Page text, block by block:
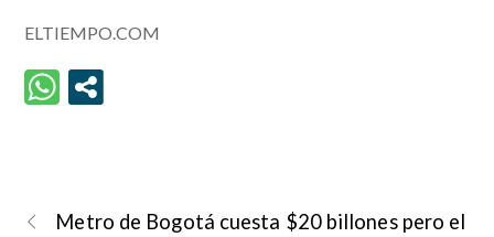
ELTIEMPO.COM
Metro de Bogotá cuesta $20 billones pero el